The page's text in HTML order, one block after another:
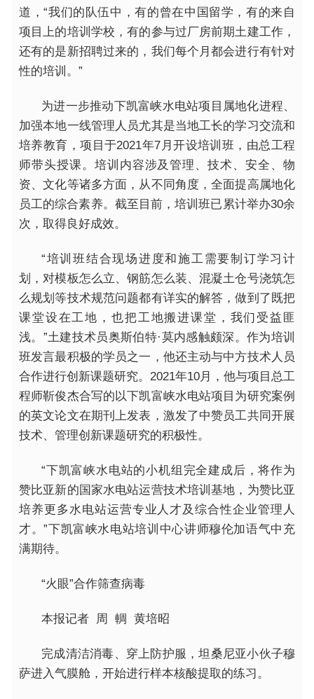
道，“我们的队伍中，有的曾在中国留学，有的来自
项目上的培训学校，有的参与过厂房前期土建工作，
还有的是新招聘过来的，我们每个月都会进行有针对
性的培训。”
为进一步推动下凯富峡水电站项目属地化进程、
加强本地一线管理人员尤其是当地工长的学习交流和
培养教育，项目于2021年7月开设培训班，由总工程
师带头授课。培训内容涉及管理、技术、安全、物
资、文化等诸多方面，从不同角度，全面提高属地化
员工的综合素养。截至目前，培训班已累计举办30余
次，取得良好成效。
“培训班结合现场进度和施工需要制订学习计
划，对模板怎么立、钢筋怎么装、混凝土仓号浇筑怎
么规划等技术规范问题都有详实的解答，做到了既把
课堂设在工地，也把工地搬进课堂，我们受益匪
浅。”土建技术员奥斯伯特·莫内感触颇深。作为培训
班发言最积极的学员之一，他还主动与中方技术人员
合作进行创新课题研究。2021年10月，他与项目总工
程师靳俊杰合写的以下凯富峡水电站项目为研究案例
的英文论文在期刊上发表，激发了中赞员工共同开展
技术、管理创新课题研究的积极性。
“下凯富峡水电站的小机组完全建成后，将作为
赞比亚新的国家水电站运营技术培训基地，为赞比亚
培养更多水电站运营专业人才及综合性企业管理人
才。”下凯富峡水电站培训中心讲师穆伦加语气中充
满期待。
“火眼”合作筛查病毒
本报记者 周 輖 黄培昭
完成清洁消毒、穿上防护服，坦桑尼亚小伙子穆
萨进入气膜舱，开始进行样本核酸提取的练习。